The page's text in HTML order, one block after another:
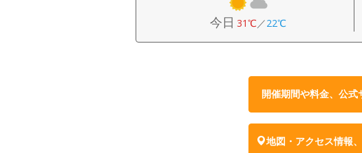
今日 31℃／22℃
開催期間や料金、公式
地図・アクセス情報